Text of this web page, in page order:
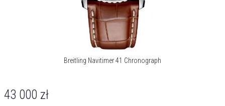
Breitling Navitimer 41 Chronograph
43 000 zł